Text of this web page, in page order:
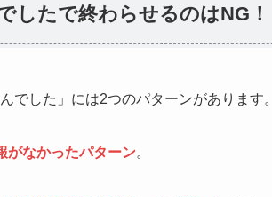
したで終わらせるのはNG！
でした」には2つのパターンがあります。
がなかったパターン。